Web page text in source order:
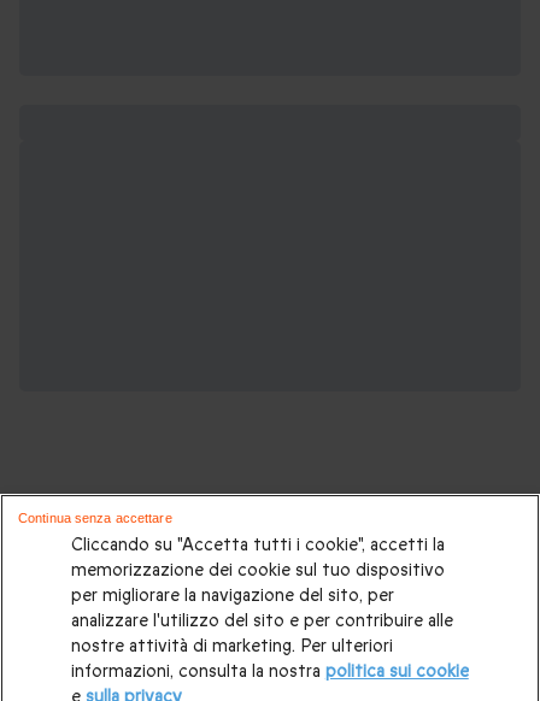
Potrebbero piacerti anche queste
esperienze romantiche:
Weekend romantico |Cosa fare per San Valentino 2026?
Dove andare a San Valentino? |Gift card|Soggiorni di 2
Cliccando su "Accetta tutti i cookie", accetti la
memorizzazione dei cookie sul tuo dispositivo
per migliorare la navigazione del sito, per
analizzare l'utilizzo del sito e per contribuire alle
nostre attività di marketing. Per ulteriori
informazioni, consulta la nostra politica sui cookie
Continua senza accettare